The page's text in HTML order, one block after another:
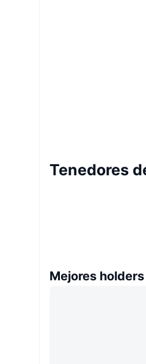
Tenedores
Mejores holders